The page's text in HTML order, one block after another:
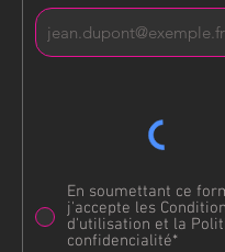
En soumettant ce
j'accepte les
d'utilisation et la
confidencialité*